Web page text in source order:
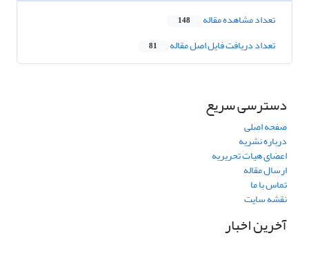
تعداد مشاهده مقاله 148
تعداد دریافت فایل اصل مقاله 81
دسترسی سریع
صفحه اصلی
درباره نشریه
اعضای هیات تحریریه
ارسال مقاله
تماس با ما
نقشه سایت
آخرین اخبار